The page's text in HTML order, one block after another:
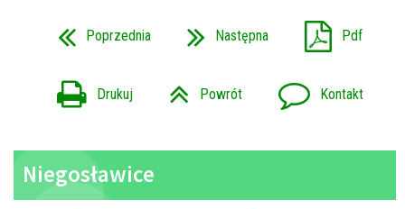
Poprzednia Następna Pdf
Drukuj Powrót Kontakt